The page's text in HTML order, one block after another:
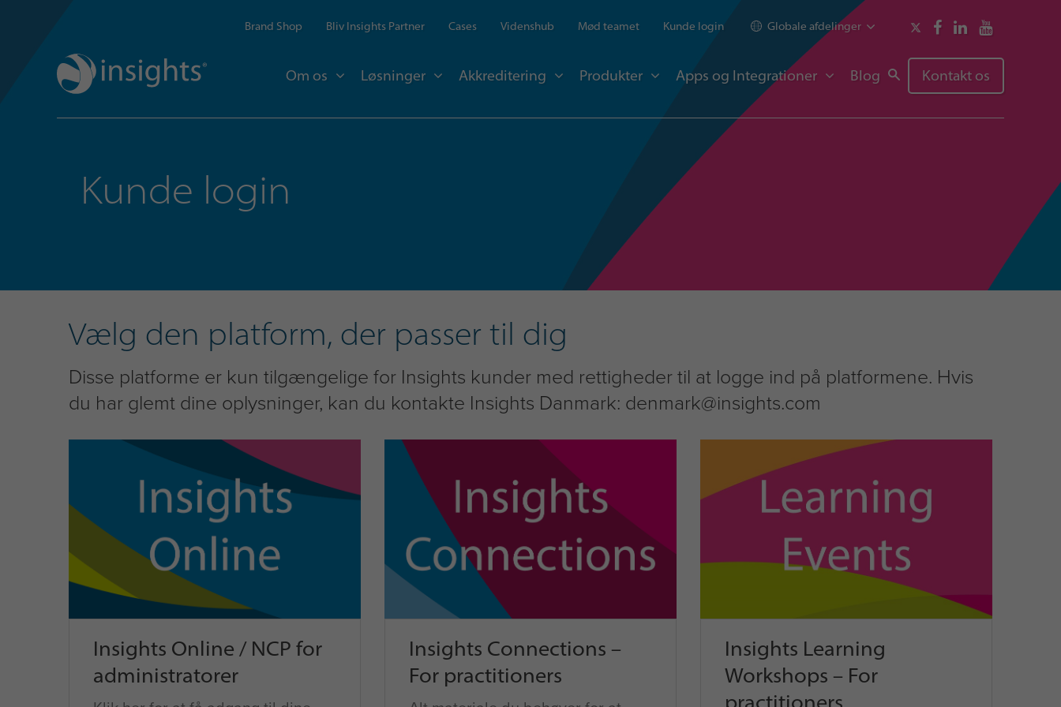
Brand Shop Bliv Insights Partner Cases Videnshub Mød teamet Kunde login Globale afdelinger
Om os Løsninger Akkreditering Produkter Apps og Integrationer Blog Kontakt os
Kunde login
Vælg den platform, der passer til dig
Disse platforme er kun tilgængelige for Insights kunder med rettigheder til at logge ind på platformene. Hvis
du har glemt dine oplysninger, kan du kontakte Insights Danmark: denmark@insights.com
Insights Online / NCP for
administratorer
Insights Connections –
For practitioners
Insights Learning
Workshops – For
practitioners